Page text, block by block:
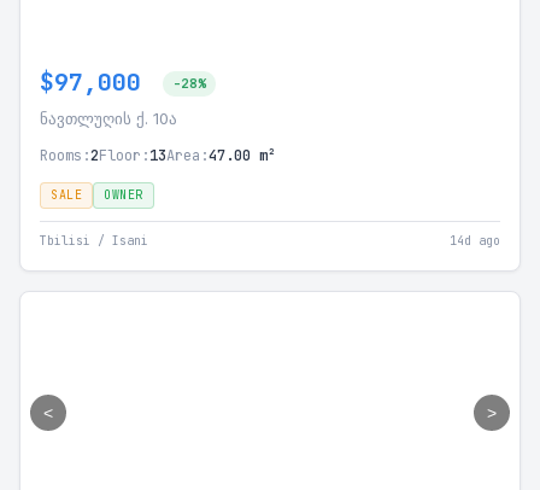
$97,000 -28%
ნავთლუღის ქ. 10ა
Rooms:2Floor:13Area:47.00 m²
SALE OWNER
Tbilisi / Isani 14d ago
< >